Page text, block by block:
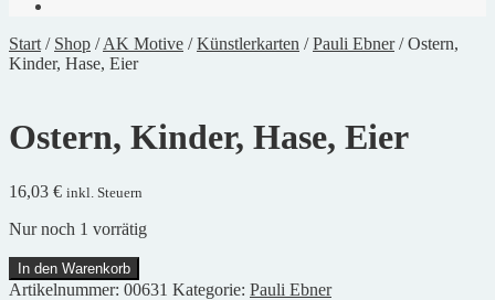
Start / Shop /AK Motive /Künstlerkarten /Pauli Ebner/Ostern,
Kinder, Hase, Eier
Ostern, Kinder, Hase, Eier
16,03 € inkl. Steuern
Nur noch 1 vorrätig
Ostern,
Kinder,
In den Warenkorb
Artikelnummer: 00631 Kategorie: Pauli Ebner